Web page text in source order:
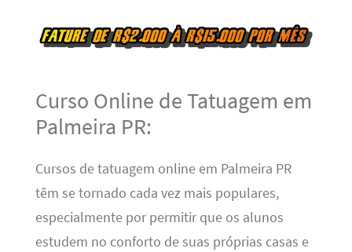
Curso Online de Tatuagem em
Palmeira PR:
Cursos de tatuagem online em Palmeira PR
têm se tornado cada vez mais populares,
especialmente por permitir que os alunos
estudem no conforto de suas próprias casas e